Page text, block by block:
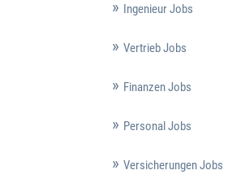
Ingenieur Jobs
Vertrieb Jobs
Finanzen Jobs
Personal Jobs
Versicherungen Jobs